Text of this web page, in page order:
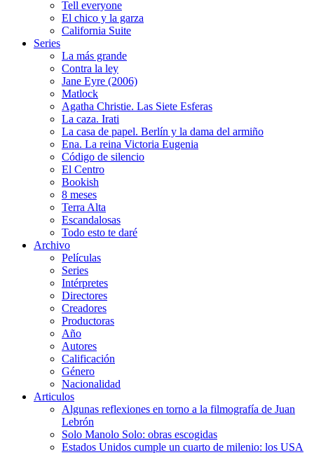
Tell everyone
El chico y la garza
California Suite
Series
La más grande
Contra la ley
Jane Eyre (2006)
Matlock
Agatha Christie. Las Siete Esferas
La caza. Irati
La casa de papel. Berlín y la dama del armiño
Ena. La reina Victoria Eugenia
Código de silencio
El Centro
Bookish
8 meses
Terra Alta
Escandalosas
Todo esto te daré
Archivo
Películas
Series
Intérpretes
Directores
Creadores
Productoras
Año
Autores
Calificación
Género
Nacionalidad
Articulos
Algunas reflexiones en torno a la filmografía de Juan
Lebrón
Solo Manolo Solo: obras escogidas
Estados Unidos cumple un cuarto de milenio: los USA